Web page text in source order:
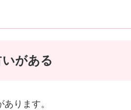
がある
ります。